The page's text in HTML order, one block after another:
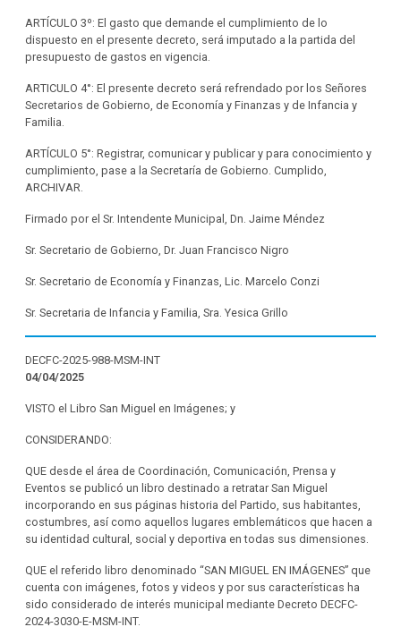
ARTÍCULO 3º: El gasto que demande el cumplimiento de lo
dispuesto en el presente decreto, será imputado a la partida del
presupuesto de gastos en vigencia.
ARTICULO 4°: El presente decreto será refrendado por los Señores
Secretarios de Gobierno, de Economía y Finanzas y de Infancia y
Familia.
ARTÍCULO 5°: Registrar, comunicar y publicar y para conocimiento y
cumplimiento, pase a la Secretaría de Gobierno. Cumplido,
ARCHIVAR.
Firmado por el Sr. Intendente Municipal, Dn. Jaime Méndez
Sr. Secretario de Gobierno, Dr. Juan Francisco Nigro
Sr. Secretario de Economía y Finanzas, Lic. Marcelo Conzi
Sr. Secretaria de Infancia y Familia, Sra. Yesica Grillo
DECFC-2025-988-MSM-INT
04/04/2025
VISTO el Libro San Miguel en Imágenes; y
CONSIDERANDO:
QUE desde el área de Coordinación, Comunicación, Prensa y
Eventos se publicó un libro destinado a retratar San Miguel
incorporando en sus páginas historia del Partido, sus habitantes,
costumbres, así como aquellos lugares emblemáticos que hacen a
su identidad cultural, social y deportiva en todas sus dimensiones.
QUE el referido libro denominado “SAN MIGUEL EN IMÁGENES” que
cuenta con imágenes, fotos y videos y por sus características ha
sido considerado de interés municipal mediante Decreto DECFC-
2024-3030-E-MSM-INT.